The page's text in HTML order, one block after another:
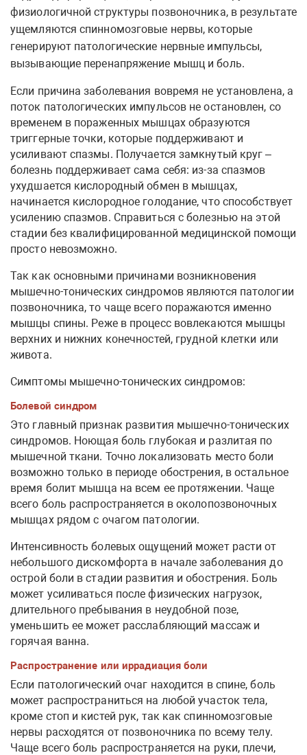
физиологичной структуры позвоночника, в результате
ущемляются спинномозговые нервы, которые
генерируют патологические нервные импульсы,
вызывающие перенапряжение мышц и боль.
Если причина заболевания вовремя не установлена, а
поток патологических импульсов не остановлен, со
временем в пораженных мышцах образуются
триггерные точки, которые поддерживают и
усиливают спазмы. Получается замкнутый круг –
болезнь поддерживает сама себя: из-за спазмов
ухудшается кислородный обмен в мышцах,
начинается кислородное голодание, что способствует
усилению спазмов. Справиться с болезнью на этой
стадии без квалифицированной медицинской помощи
просто невозможно.
Так как основными причинами возникновения
мышечно-тонических синдромов являются патологии
позвоночника, то чаще всего поражаются именно
мышцы спины. Реже в процесс вовлекаются мышцы
верхних и нижних конечностей, грудной клетки или
живота.
Симптомы мышечно-тонических синдромов:
Болевой синдром
Это главный признак развития мышечно-тонических
синдромов. Ноющая боль глубокая и разлитая по
мышечной ткани. Точно локализовать место боли
возможно только в периоде обострения, в остальное
время болит мышца на всем ее протяжении. Чаще
всего боль распространяется в околопозвоночных
мышцах рядом с очагом патологии.
Интенсивность болевых ощущений может расти от
небольшого дискомфорта в начале заболевания до
острой боли в стадии развития и обострения. Боль
может усиливаться после физических нагрузок,
длительного пребывания в неудобной позе,
уменьшить ее может расслабляющий массаж и
горячая ванна.
Распространение или иррадиация боли
Если патологический очаг находится в спине, боль
может распространиться на любой участок тела,
кроме стоп и кистей рук, так как спинномозговые
нервы расходятся от позвоночника по всему телу.
Чаще всего боль распространяется на руки, плечи,